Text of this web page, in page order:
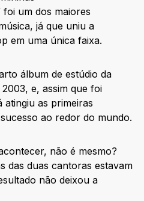
foi um dos maiores
já que uniu a
em uma única faixa.
álbum de estúdio da
e, assim que foi
atingiu as primeiras
ao redor do mundo.
não é mesmo?
das duas cantoras estavam
não deixou a